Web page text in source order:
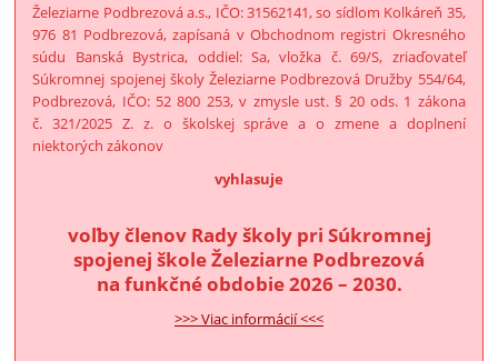
Železiarne Podbrezová a.s., IČO: 31562141, so sídlom Kolkáreň 35,
976 81 Podbrezová, zapísaná v Obchodnom registri Okresného
súdu Banská Bystrica, oddiel: Sa, vložka č. 69/S, zriaďovateľ
Súkromnej spojenej školy Železiarne Podbrezová Družby 554/64,
Podbrezová, IČO: 52 800 253, v zmysle ust. § 20 ods. 1 zákona
č. 321/2025 Z. z. o školskej správe a o zmene a doplnení
niektorých zákonov
vyhlasuje
voľby členov Rady školy pri Súkromnej
spojenej škole Železiarne Podbrezová
na funkčné obdobie 2026 – 2030.
>>> Viac informácií <<<